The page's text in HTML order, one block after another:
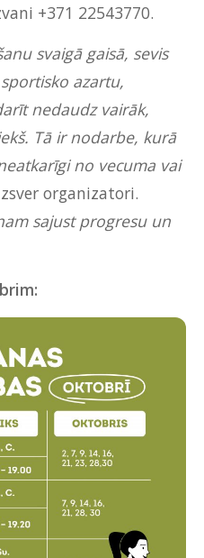
+371 22543770.
svaigā gaisā, sevis
azartu,
nedaudz vairāk,
Tā ir nodarbe, kurā
no vecuma vai
organizatori.
sajust progresu un